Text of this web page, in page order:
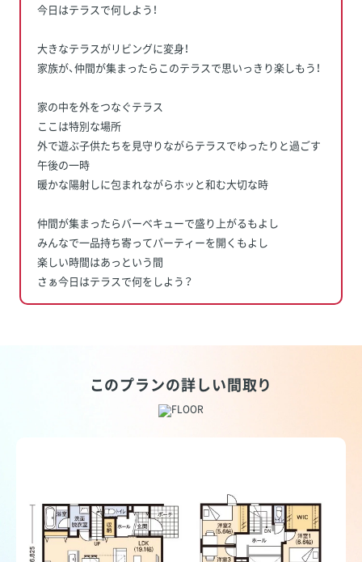
今日はテラスで何しよう！
大きなテラスがリビングに変身！
家族が、仲間が集まったらこのテラスで思いっきり楽しもう！
家の中を外をつなぐテラス
ここは特別な場所
外で遊ぶ子供たちを見守りながらテラスでゆったりと過ごす
午後の一時
暖かな陽射しに包まれながらホッと和む大切な時
仲間が集まったらバーベキューで盛り上がるもよし
みんなで一品持ち寄ってパーティーを開くもよし
楽しい時間はあっという間
さぁ今日はテラスで何をしよう？
このプランの詳しい間取り